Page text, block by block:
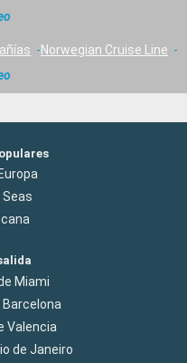
Norwegian Cruise Line
Seas
Miami
Valencia
de Janeiro